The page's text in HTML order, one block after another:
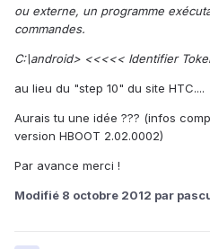
ou externe, un programme
commandes.
C:\android> <<<<< Identifier
au lieu du "step 10" du site HTC....
Aurais tu une idée ??? (infos
version HBOOT 2.02.0002)
Par avance merci !
Modifié 8 octobre 2012 par